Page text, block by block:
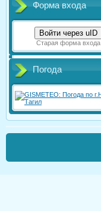
Форма входа
Войти через uID
Старая форма входа
Погода